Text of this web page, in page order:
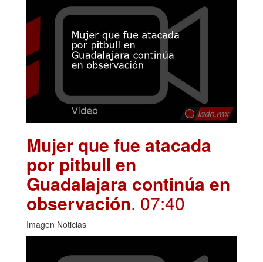
Mujer que fue atacada
por pitbull en
Guadalajara continúa en
observación. 07:40
Imagen Noticias